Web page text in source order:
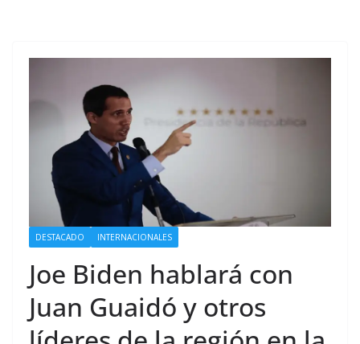
DESTACADO INTERNACIONALES
Joe Biden hablará con
Juan Guaidó y otros